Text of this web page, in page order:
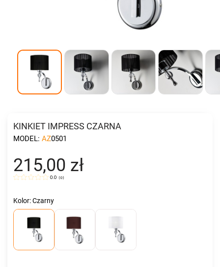
KINKIET IMPRESS CZARNA
MODEL: AZ0501
215,00 zł
0.0 (0)
Kolor: Czarny